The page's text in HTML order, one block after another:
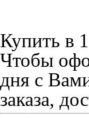
Купить в
Чтобы
дня с
заказа,